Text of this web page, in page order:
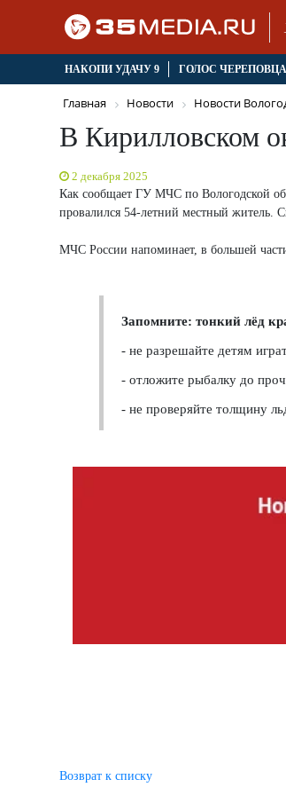
НАКОПИ УДАЧУ 9 ГОЛОС ЧЕРЕПОВЦА
Главная Новости Новости
В Кирилловском
2 декабря 2025
Как сообщает ГУ МЧС по Вологодской
провалился 54-летний местный житель.
МЧС России напоминает, в большей
Запомните: тонкий лёд
- не разрешайте детям
- отложите рыбалку до
- не проверяйте толщину
Возврат к списку